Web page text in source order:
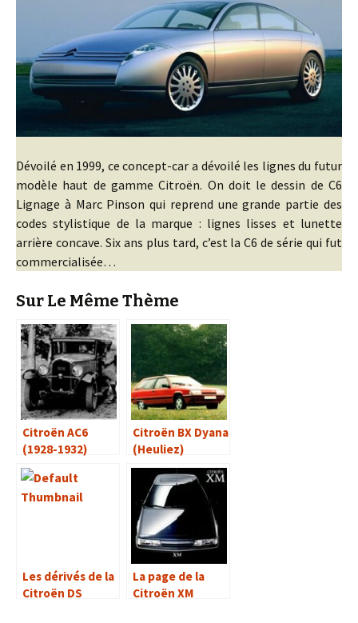
Dévoilé en 1999, ce concept-car a dévoilé les lignes du futur
modèle haut de gamme Citroën. On doit le dessin de C6
Lignage à Marc Pinson qui reprend une grande partie des
codes stylistique de la marque : lignes lisses et lunette
arrière concave. Six ans plus tard, c’est la C6 de série qui fut
commercialisée…
Sur Le Même Thème
Citroën AC6
(1928-1932)
Citroën BX Dyana
(Heuliez)
Les dérivés de la
Citroën DS
La page de la
Citroën XM